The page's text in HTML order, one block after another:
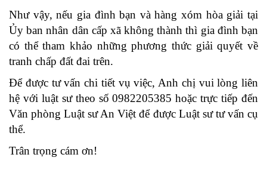
Như vậy, nếu gia đình bạn và hàng xóm hòa giải tại
Ủy ban nhân dân cấp xã không thành thì gia đình bạn
có thể tham khảo những phương thức giải quyết về
tranh chấp đất đai trên.
Để được tư vấn chi tiết vụ việc, Anh chị vui lòng liên
hệ với luật sư theo số 0982205385 hoặc trực tiếp đến
Văn phòng Luật sư An Việt để được Luật sư tư vấn cụ
thể.
Trân trọng cám ơn!